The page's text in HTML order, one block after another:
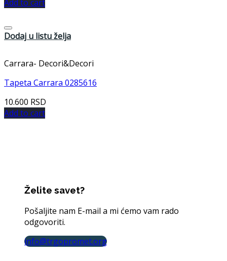
Add to cart
Dodaj u listu želja
Carrara- Decori&Decori
Tapeta Carrara 0285616
10.600 RSD
Add to cart
Želite savet?
Pošaljite nam E-mail a mi ćemo vam rado
odgovoriti.
info@trgopromet.org